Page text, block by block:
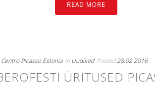
READ MORE
Centro Picasso Estonia In Uudised Posted28.02.2016
ÜRITUSED